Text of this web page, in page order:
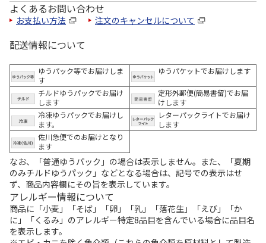
よくあるお問い合わせ
お支払い方法 注文のキャンセルについて
配送情報について
ゆうパック等でお届けしま
す
ゆうパケットでお届けします
チルドゆうパックでお届け
します
定形外郵便(簡易書留)でお届
けします
冷凍ゆうパックでお届けし
ます。
レターパックライトでお届け
します
佐川急便でのお届けとなり
ます
なお、「普通ゆうパック」の場合は表示しません。また、「夏期
のみチルドゆうパック」などとなる場合は、記号での表示はせ
ず、商品内容欄にその旨を表示しています。
アレルギー情報について
商品に「小麦」「そば」「卵」「乳」「落花生」「えび」「か
に」「くるみ」のアレルギー特定8品目を含んでいる場合に品目名
を表示します。